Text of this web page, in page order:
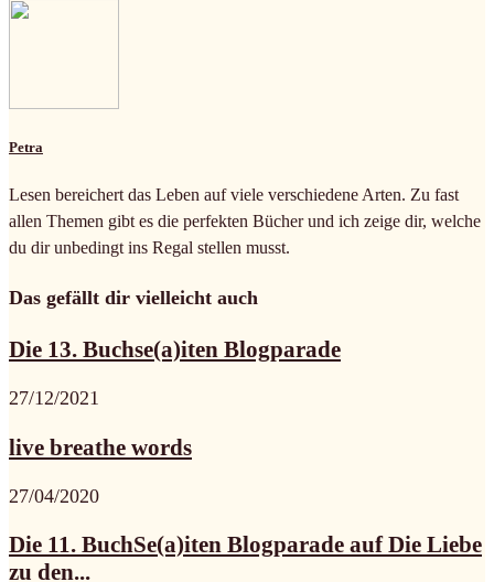
Petra
Lesen bereichert das Leben auf viele verschiedene Arten. Zu fast
allen Themen gibt es die perfekten Bücher und ich zeige dir, welche
du dir unbedingt ins Regal stellen musst.
Das gefällt dir vielleicht auch
Die 13. Buchse(a)iten Blogparade
27/12/2021
live breathe words
27/04/2020
Die 11. BuchSe(a)iten Blogparade auf Die Liebe
zu den...